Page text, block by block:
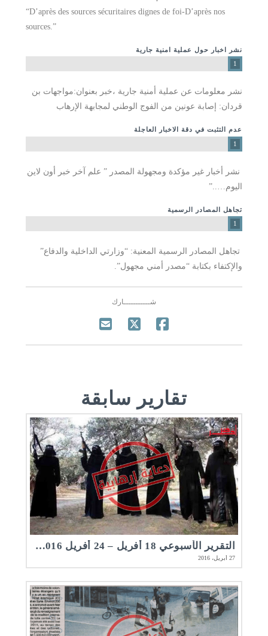
“D’après des sources sécuritaires dignes de foi‐D’après nos
sources.”
نشر اخبار حول عملية امنية جارية
1
نشر معلومات عن عملية أمنية جارية ،خبر بعنوان:مواجهات بن
قردان: إصابة عونين من الفوج الوطني لمجابهة الإرهاب
عدم التثبت في دقة الاخبار العاجلة
1
­ نشر أخبار غير مؤكدة ومجهولة المصدر ” علم آخر خبر أون لاين
اليوم…..”
تجاهل المصادر الرسمية
1
­ تجاهل المصادر الرسمية المعنية: “وزارتي الداخلية والدفاع”
والإكتفاء بكتابة “مصدر أمني مجهول”.
شـــــــــــارك
تقارير سابقة
التقرير الأسبوعي 18 أفريل – 24 أفريل 2016 | مرصد الأخلاقيات المهنية في الصحافة المكتوبة و الإلكترونية
27 أبريل، 2016